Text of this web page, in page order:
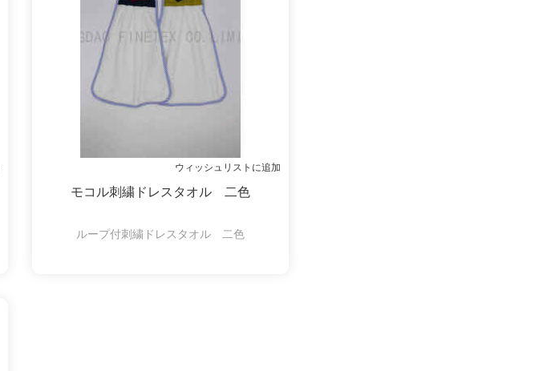
ウィッシュリストに追加
モコル刺繍ドレスタオル 二色
ループ付刺繍ドレスタオル 二色